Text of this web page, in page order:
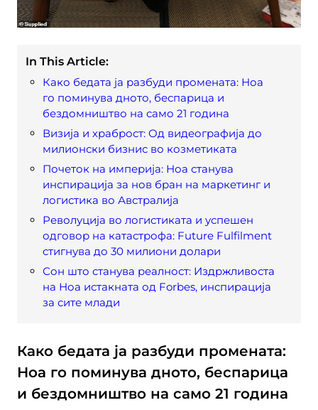
In This Article:
Како бедата ја разбуди промената: Ноа
го поминува дното, беспарица и
бездомништво на само 21 година
Визија и храброст: Од видеографија до
милионски бизнис во козметиката
Почеток на империја: Ноа станува
инспирација за нов бран на маркетинг и
логистика во Австралија
Револуција во логистиката и успешен
одговор на катастрофа: Future Fulfilment
стигнува до 30 милиони долари
Сон што станува реалност: Издржливоста
на Ноа истакната од Forbes, инспирација
за сите млади
Како бедата ја разбуди промената:
Ноа го поминува дното, беспарица
и бездомништво на само 21 година